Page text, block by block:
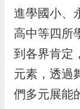
桐
花
祭
網
站
導
覽
進學國小、
高中等四所
到各界肯定
元素，透過
們多元展能